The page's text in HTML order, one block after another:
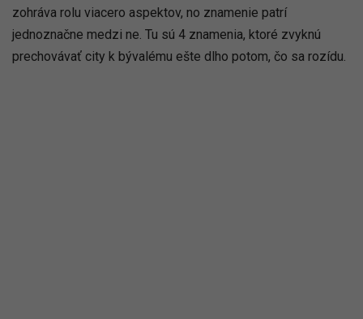
zohráva rolu viacero aspektov, no znamenie patrí
jednoznačne medzi ne. Tu sú 4 znamenia, ktoré zvyknú
prechovávať city k bývalému ešte dlho potom, čo sa rozídu.